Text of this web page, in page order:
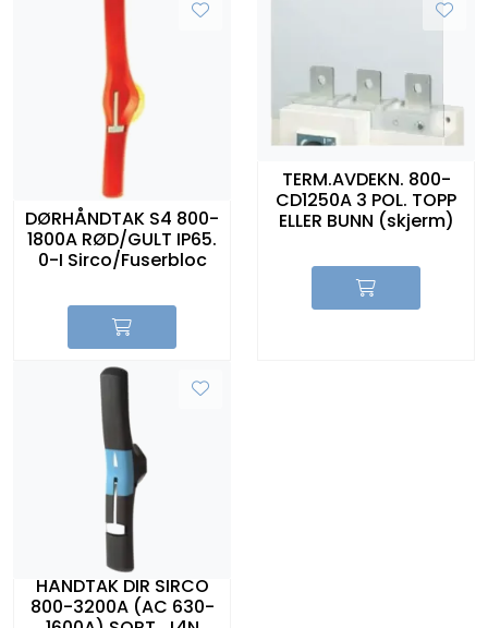
DØRHÅNDTAK S4 800-
1800A RØD/GULT IP65.
0-I Sirco/Fuserbloc
TERM.AVDEKN. 800-
CD1250A 3 POL. TOPP
ELLER BUNN (skjerm)
HÅNDTAK DIR SIRCO
800-3200A (AC 630-